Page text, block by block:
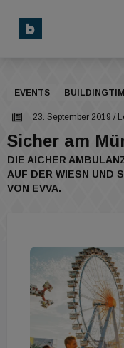
EVENTS
23. September 2019 /
Sicher am
DIE AICHER
AUF DER WIESN UND
VON EVVA.